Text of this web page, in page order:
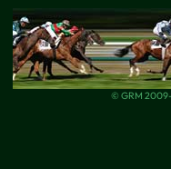
© GRM